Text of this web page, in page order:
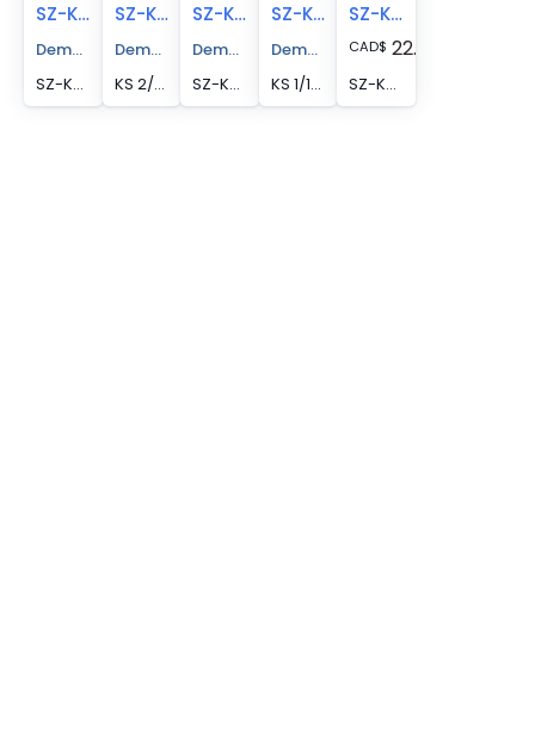
SZ-KS3/39N
Demander un devis
SZ-KS 3/39N BUS BAR
SZ-KS2/56
Demander un devis
KS 2/56 UNIVERSAL COMB-BUSBAR
SZ-KS1/56
Demander un devis
SZ-KS1/56 UNIVERSAL COMB-BUSBAR
SZ-KS1/12
Demander un devis
KS 1/12 UNIVERSAL COMB-BUSBAR
SZ-KS16/12N
CAD$ 22.94
SZ-KS 16/12 N BUS BAR